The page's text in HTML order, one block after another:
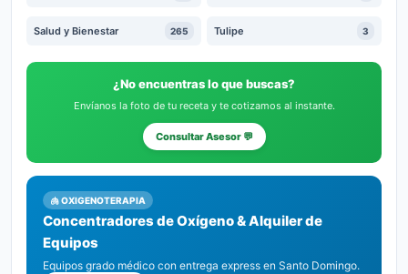
Salud y Bienestar 265 Tulipe 3
¿No encuentras lo que buscas?
Envíanos la foto de tu receta y te cotizamos al instante.
Consultar Asesor 💬
🫁 OXIGENOTERAPIA
Concentradores de Oxígeno & Alquiler de
Equipos
Equipos grado médico con entrega express en Santo Domingo.